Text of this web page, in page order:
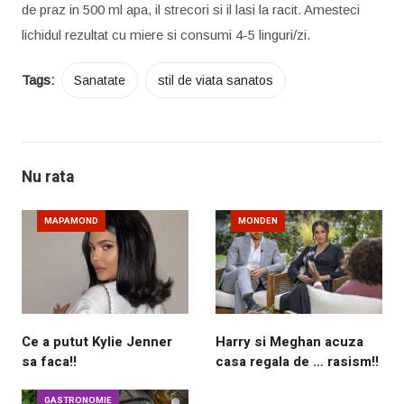
de praz in 500 ml apa, il strecori si il lasi la racit. Amesteci
lichidul rezultat cu miere si consumi 4-5 linguri/zi.
Tags: Sanatate stil de viata sanatos
Nu rata
MAPAMOND
Ce a putut Kylie Jenner
sa faca!!
MONDEN
Harry si Meghan acuza
casa regala de … rasism!!
GASTRONOMIE